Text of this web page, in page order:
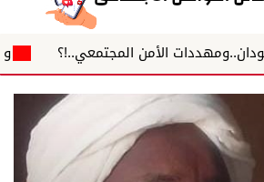
الأمن المجتمعي..!؟ وبرغم